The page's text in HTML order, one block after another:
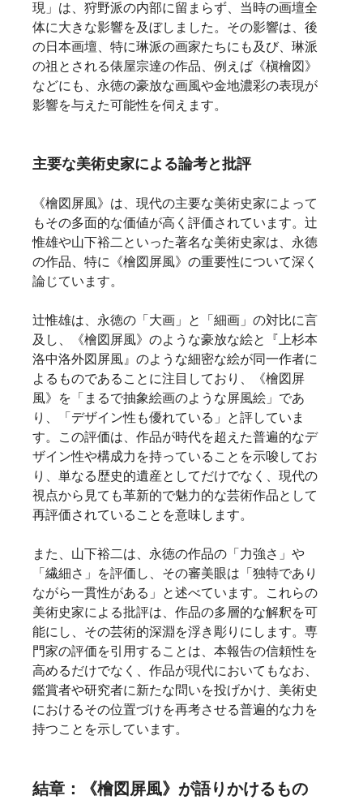
現」は、狩野派の内部に留まらず、当時の画壇全
体に大きな影響を及ぼしました。その影響は、後
の日本画壇、特に琳派の画家たちにも及び、琳派
の祖とされる俵屋宗達の作品、例えば《槇檜図》
などにも、永徳の豪放な画風や金地濃彩の表現が
影響を与えた可能性を伺えます。
主要な美術史家による論考と批評
《檜図屏風》は、現代の主要な美術史家によって
もその多面的な価値が高く評価されています。辻
惟雄や山下裕二といった著名な美術史家は、永徳
の作品、特に《檜図屏風》の重要性について深く
論じています。
辻惟雄は、永徳の「大画」と「細画」の対比に言
及し、《檜図屏風》のような豪放な絵と『上杉本
洛中洛外図屏風』のような細密な絵が同一作者に
よるものであることに注目しており、《檜図屏
風》を「まるで抽象絵画のような屏風絵」であ
り、「デザイン性も優れている」と評していま
す。この評価は、作品が時代を超えた普遍的なデ
ザイン性や構成力を持っていることを示唆してお
り、単なる歴史的遺産としてだけでなく、現代の
視点から見ても革新的で魅力的な芸術作品として
再評価されていることを意味します。
また、山下裕二は、永徳の作品の「力強さ」や
「繊細さ」を評価し、その審美眼は「独特であり
ながら一貫性がある」と述べています。これらの
美術史家による批評は、作品の多層的な解釈を可
能にし、その芸術的深淵を浮き彫りにします。専
門家の評価を引用することは、本報告の信頼性を
高めるだけでなく、作品が現代においてもなお、
鑑賞者や研究者に新たな問いを投げかけ、美術史
におけるその位置づけを再考させる普遍的な力を
持つことを示しています。
結章：《檜図屏風》が語りかけるもの